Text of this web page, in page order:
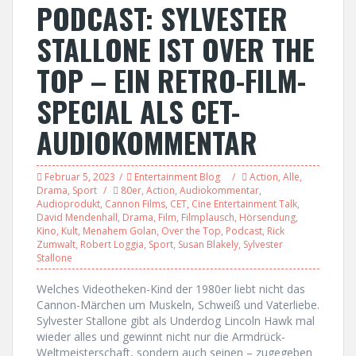
PODCAST: SYLVESTER
STALLONE IST OVER THE
TOP – EIN RETRO-FILM-
SPECIAL ALS CET-
AUDIOKOMMENTAR
Februar 5, 2023 Entertainment Blog Action, Alle,
Drama, Sport 80er, Action, Audiokommentar,
Audioprodukt, Cannon Films, CET, Cine Entertainment Talk,
David Mendenhall, Drama, Film, Filmplausch, Hörsendung,
Kino, Kult, Menahem Golan, Over the Top, Podcast, Rick
Zumwalt, Robert Loggia, Sport, Susan Blakely, Sylvester
Stallone
Welches Videotheken-Kind der 1980er liebt nicht das
Cannon-Märchen um Muskeln, Schweiß und Vaterliebe.
Sylvester Stallone gibt als Underdog Lincoln Hawk mal
wieder alles und gewinnt nicht nur die Armdrück-
Weltmeisterschaft, sondern auch seinen – zugegeben